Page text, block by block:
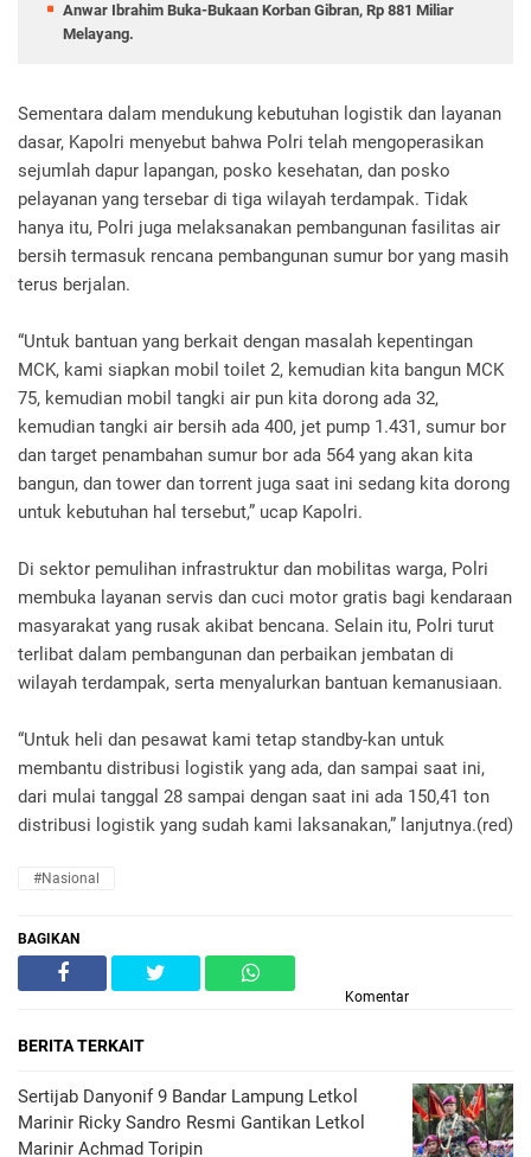
Anwar Ibrahim Buka-Bukaan Korban Gibran, Rp 881 Miliar
Melayang.
Sementara dalam mendukung kebutuhan logistik dan layanan
dasar, Kapolri menyebut bahwa Polri telah mengoperasikan
sejumlah dapur lapangan, posko kesehatan, dan posko
pelayanan yang tersebar di tiga wilayah terdampak. Tidak
hanya itu, Polri juga melaksanakan pembangunan fasilitas air
bersih termasuk rencana pembangunan sumur bor yang masih
terus berjalan.
“Untuk bantuan yang berkait dengan masalah kepentingan
MCK, kami siapkan mobil toilet 2, kemudian kita bangun MCK
75, kemudian mobil tangki air pun kita dorong ada 32,
kemudian tangki air bersih ada 400, jet pump 1.431, sumur bor
dan target penambahan sumur bor ada 564 yang akan kita
bangun, dan tower dan torrent juga saat ini sedang kita dorong
untuk kebutuhan hal tersebut,” ucap Kapolri.
Di sektor pemulihan infrastruktur dan mobilitas warga, Polri
membuka layanan servis dan cuci motor gratis bagi kendaraan
masyarakat yang rusak akibat bencana. Selain itu, Polri turut
terlibat dalam pembangunan dan perbaikan jembatan di
wilayah terdampak, serta menyalurkan bantuan kemanusiaan.
“Untuk heli dan pesawat kami tetap standby-kan untuk
membantu distribusi logistik yang ada, dan sampai saat ini,
dari mulai tanggal 28 sampai dengan saat ini ada 150,41 ton
distribusi logistik yang sudah kami laksanakan,” lanjutnya.(red)
#Nasional
BAGIKAN
Komentar
BERITA TERKAIT
Sertijab Danyonif 9 Bandar Lampung Letkol
Marinir Ricky Sandro Resmi Gantikan Letkol
Marinir Achmad Toripin